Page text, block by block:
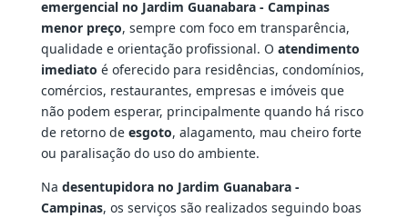
emergencial no Jardim Guanabara - Campinas
menor preço, sempre com foco em transparência,
qualidade e orientação profissional. O atendimento
imediato é oferecido para residências, condomínios,
comércios, restaurantes, empresas e imóveis que
não podem esperar, principalmente quando há risco
de retorno de esgoto, alagamento, mau cheiro forte
ou paralisação do uso do ambiente.
Na desentupidora no Jardim Guanabara -
Campinas, os serviços são realizados seguindo boas